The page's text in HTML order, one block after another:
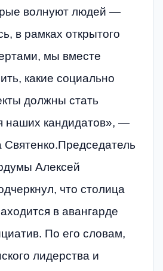
волнуют людей —
в рамках открытого
мы вместе
какие социально
должны стать
наших кандидатов», —
Алексей
что столица
в авангарде
По его словам,
лидерства и